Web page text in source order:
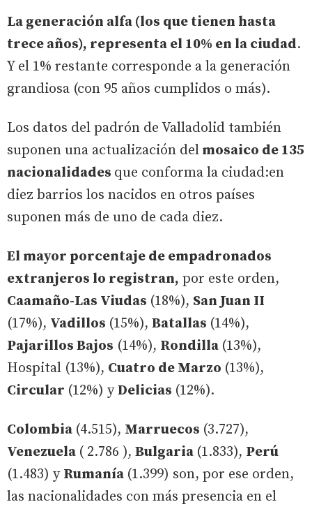
La generación alfa (los que tienen hasta
trece años), representa el 10% en la ciudad.
Y el 1% restante corresponde a la generación
grandiosa (con 95 años cumplidos o más).
Los datos del padrón de Valladolid también
suponen una actualización del mosaico de 135
nacionalidades que conforma la ciudad:en
diez barrios los nacidos en otros países
suponen más de uno de cada diez.
El mayor porcentaje de empadronados
extranjeros lo registran, por este orden,
Caamaño-Las Viudas (18%), San Juan II
(17%), Vadillos (15%), Batallas (14%),
Pajarillos Bajos (14%), Rondilla (13%),
Hospital (13%), Cuatro de Marzo (13%),
Circular (12%) yDelicias (12%).
Colombia (4.515), Marruecos (3.727),
Venezuela ( 2.786 ), Bulgaria (1.833), Perú
(1.483) y Rumanía (1.399) son, por ese orden,
las nacionalidades con más presencia en el